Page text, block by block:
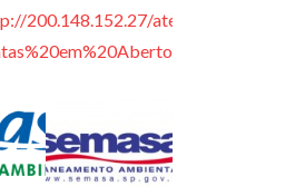
200.148.152.27/atendvirtual/